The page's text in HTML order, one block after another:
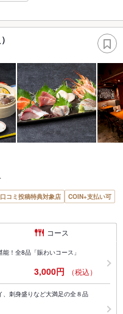
口コミ投稿特典対象店
COIN+支払い可
コース
！全8品「賑わいコース」
3,000円 （税込）
刺身盛りなど大満足の全８品